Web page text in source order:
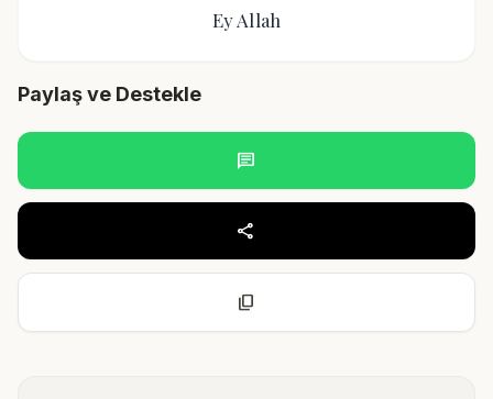
Ey Allah
Paylaş ve Destekle
chat
share
content_copy